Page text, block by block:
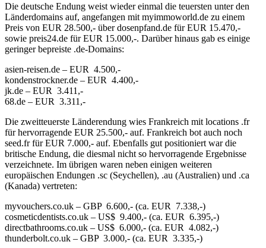
Die deutsche Endung weist wieder einmal die teuersten unter den
Länderdomains auf, angefangen mit myimmoworld.de zu einem
Preis von EUR 28.500,- über dosenpfand.de für EUR 15.470,-
sowie preis24.de für EUR 15.000,-. Darüber hinaus gab es einige
geringer bepreiste .de-Domains:
asien-reisen.de – EUR 4.500,-
kondenstrockner.de – EUR 4.400,-
jk.de – EUR 3.411,-
68.de – EUR 3.311,-
Die zweitteuerste Länderendung wies Frankreich mit locations .fr
für hervorragende EUR 25.500,- auf. Frankreich bot auch noch
seed.fr für EUR 7.000,- auf. Ebenfalls gut positioniert war die
britische Endung, die diesmal nicht so hervorragende Ergebnisse
verzeichnete. Im übrigen waren neben einigen weiteren
europäischen Endungen .sc (Seychellen), .au (Australien) und .ca
(Kanada) vertreten:
myvouchers.co.uk – GBP 6.600,- (ca. EUR 7.338,-)
cosmeticdentists.co.uk – US$ 9.400,- (ca. EUR 6.395,-)
directbathrooms.co.uk – US$ 6.000,- (ca. EUR 4.082,-)
thunderbolt.co.uk – GBP 3.000,- (ca. EUR 3.335,-)